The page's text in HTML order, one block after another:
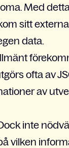
Med
sitt
data.
ofta av
av
inte
vilken